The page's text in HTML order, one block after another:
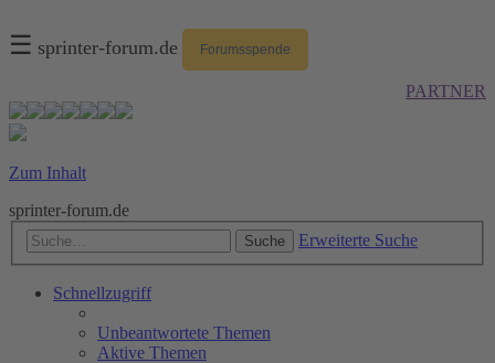
☰ sprinter-forum.de Forumsspende
PARTNER
Zum Inhalt
sprinter-forum.de
Suche Erweiterte Suche
Schnellzugriff
Unbeantwortete Themen
Aktive Themen